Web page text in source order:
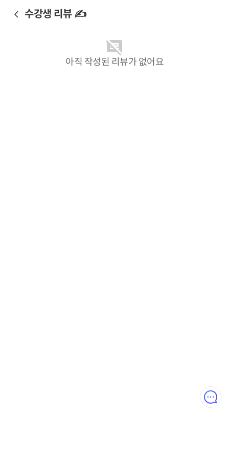
수강생 리뷰 ✍️
아직 작성된 리뷰가 없어요